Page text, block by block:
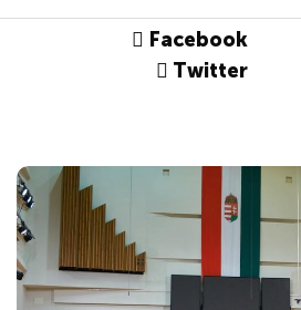
Facebook
Twitter